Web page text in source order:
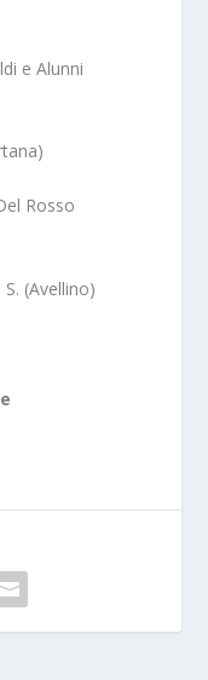
e Alunni
Rosso
(Avellino)